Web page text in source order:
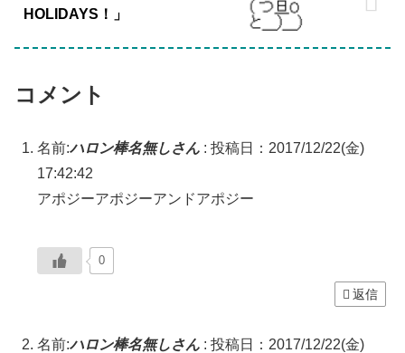
HOLIDAYS！」
コメント
名前:ハロン棒名無しさん : 投稿日：2017/12/22(金)
17:42:42
アポジーアポジーアンドアポジー
0
返信
名前:ハロン棒名無しさん : 投稿日：2017/12/22(金)